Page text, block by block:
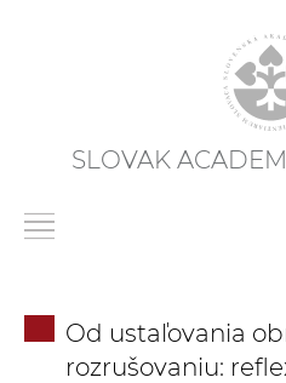
SLOVAK
Od ustaľovania
rozrušovaniu: